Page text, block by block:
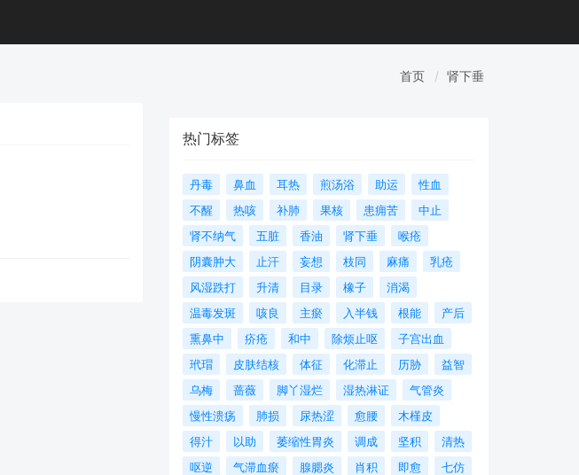
首页 肾下垂
热门标签
丹毒 鼻血 耳热 煎汤浴 助运
性血
不醒
热咳 补肺 果核 患痈苦
中止
肾不纳气
五脏 香油 肾下垂
喉疮
阴囊肿大
止汗 妄想 枝同 麻痛
乳疮
风湿跌打
升清 目录 橡子
消渴
温毒发斑
咳良 主瘀 入半钱 根能
产后
熏鼻中
疥疮 和中 除烦止呕
子宫出血
玳瑁
皮肤结核 体征 化滞止 历胁
益智
乌梅
蔷薇 脚丫湿烂 湿热淋证
气管炎
慢性溃疡
肺损 尿热涩 愈腰
木槿皮
得汁
以助 萎缩性胃炎 调成 坚积
清热
呕逆
气滞血瘀 腺腮炎 肖积 即愈
七仿